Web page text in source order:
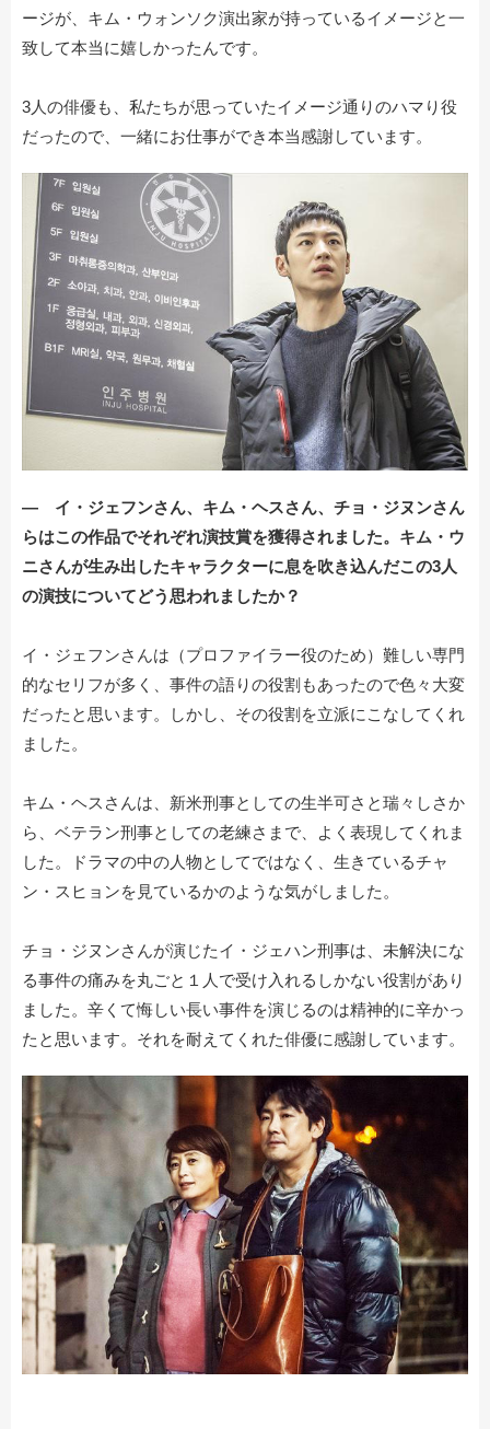
ージが、キム・ウォンソク演出家が持っているイメージと一
致して本当に嬉しかったんです。
3人の俳優も、私たちが思っていたイメージ通りのハマり役
だったので、一緒にお仕事ができ本当感謝しています。
― イ・ジェフンさん、キム・ヘスさん、チョ・ジヌンさん
らはこの作品でそれぞれ演技賞を獲得されました。キム・ウ
ニさんが生み出したキャラクターに息を吹き込んだこの3人
の演技についてどう思われましたか？
イ・ジェフンさんは（プロファイラー役のため）難しい専門
的なセリフが多く、事件の語りの役割もあったので色々大変
だったと思います。しかし、その役割を立派にこなしてくれ
ました。
キム・ヘスさんは、新米刑事としての生半可さと瑞々しさか
ら、ベテラン刑事としての老練さまで、よく表現してくれま
した。ドラマの中の人物としてではなく、生きているチャ
ン・スヒョンを見ているかのような気がしました。
チョ・ジヌンさんが演じたイ・ジェハン刑事は、未解決にな
る事件の痛みを丸ごと１人で受け入れるしかない役割があり
ました。辛くて悔しい長い事件を演じるのは精神的に辛かっ
たと思います。それを耐えてくれた俳優に感謝しています。